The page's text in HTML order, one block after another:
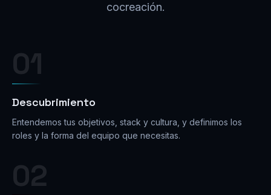
cocreación.
01
Descubrimiento
Entendemos tus objetivos, stack y cultura, y definimos los
roles y la forma del equipo que necesitas.
02